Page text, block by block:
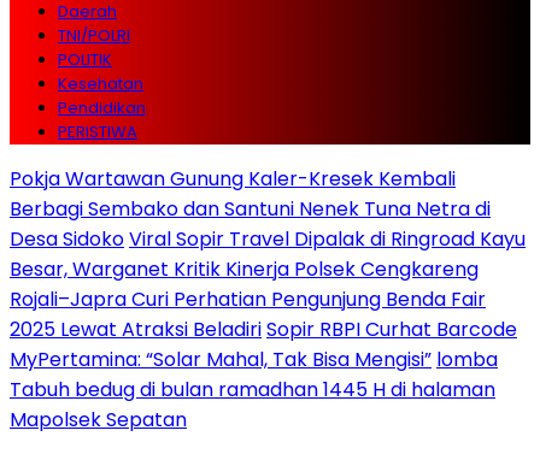
Daerah
TNI/POLRI
POLITIK
Kesehatan
Pendidikan
PERISTIWA
Pokja Wartawan Gunung Kaler-Kresek Kembali
Berbagi Sembako dan Santuni Nenek Tuna Netra di
Desa SidokoViral Sopir Travel Dipalak di Ringroad Kayu
Besar, Warganet Kritik Kinerja Polsek Cengkareng
Rojali–Japra Curi Perhatian Pengunjung Benda Fair
2025 Lewat Atraksi BeladiriSopir RBPI Curhat Barcode
MyPertamina: “Solar Mahal, Tak Bisa Mengisi” lomba
Tabuh bedug di bulan ramadhan 1445 H di halaman
Mapolsek Sepatan